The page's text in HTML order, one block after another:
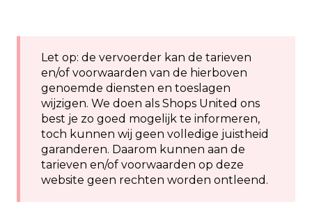
Let op: de vervoerder kan de tarieven
en/of voorwaarden van de hierboven
genoemde diensten en toeslagen
wijzigen. We doen als Shops United ons
best je zo goed mogelijk te informeren,
toch kunnen wij geen volledige juistheid
garanderen. Daarom kunnen aan de
tarieven en/of voorwaarden op deze
website geen rechten worden ontleend.